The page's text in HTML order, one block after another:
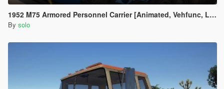
1952 M75 Armored Personnel Carrier [Animated, Vehfunc, Legacy]
By solo